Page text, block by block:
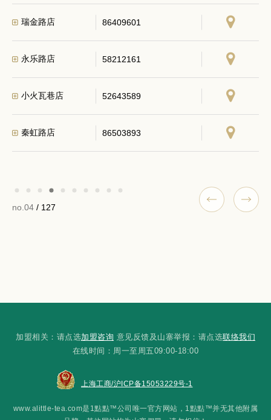
瑞金路店 86409601
永乐路店 58212161
小火瓦巷店 52643589
秦虹路店 86503893
no.04 / 127
加盟相关：请点选加盟咨询 意见反馈及山寨举报：请点选联络我们
在线时间：周一至周五09:00-18:00
www.alittle-tea.com是1點點™公司唯一官方网站，1點點™并无其他附属
上海工商/沪ICP备15053229号-1